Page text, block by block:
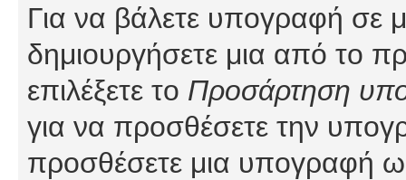
Για να βάλετε υπογραφή σε
δημιουργήσετε μια από το
επιλέξετε το Προσάρτηση
για να προσθέσετε την
προσθέσετε μια υπογραφή